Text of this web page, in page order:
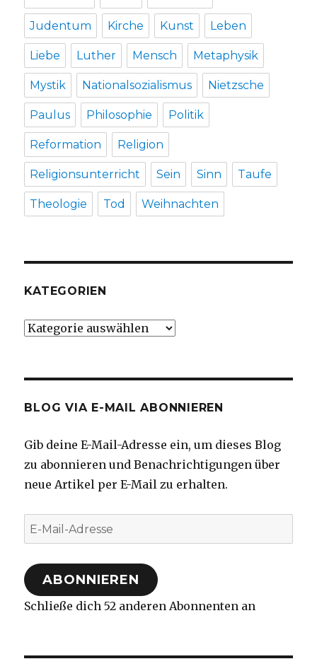
Judentum Kirche Kunst Leben
Liebe Luther Mensch Metaphysik
Mystik Nationalsozialismus Nietzsche
Paulus Philosophie Politik
Reformation Religion
Religionsunterricht Sein Sinn Taufe
Theologie Tod Weihnachten
KATEGORIEN
Kategorien
BLOG VIA E-MAIL ABONNIEREN
Gib deine E-Mail-Adresse ein, um dieses Blog
zu abonnieren und Benachrichtigungen über
neue Artikel per E-Mail zu erhalten.
E-
Mail-
Adresse
ABONNIEREN
Schließe dich 52 anderen Abonnenten an